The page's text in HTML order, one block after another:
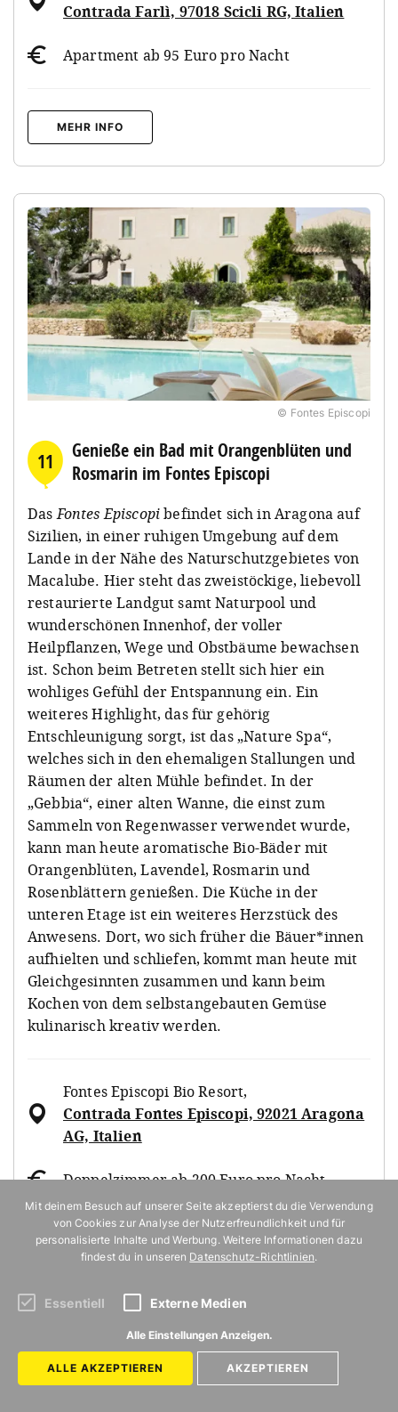
Contrada Farlì, 97018 Scicli RG, Italien
Apartment ab 95 Euro pro Nacht
MEHR INFO
© Fontes Episcopi
11
Genieße ein Bad mit Orangenblüten und
Rosmarin im Fontes Episcopi
DasFontes Episcopibefindet sich in Aragona auf
Sizilien, in einer ruhigen Umgebung auf dem
Lande in der Nähe des Naturschutzgebietes von
Macalube. Hier steht das zweistöckige, liebevoll
restaurierte Landgut samt Naturpool und
wunderschönen Innenhof, der voller
Heilpflanzen, Wege und Obstbäume bewachsen
ist. Schon beim Betreten stellt sich hier ein
wohliges Gefühl der Entspannung ein. Ein
weiteres Highlight, das für gehörig
Entschleunigung sorgt, ist das „Nature Spa“,
welches sich in den ehemaligen Stallungen und
Räumen der alten Mühle befindet. In der
„Gebbia“, einer alten Wanne, die einst zum
Sammeln von Regenwasser verwendet wurde,
kann man heute aromatische Bio-Bäder mit
Orangenblüten, Lavendel, Rosmarin und
Rosenblättern genießen. Die Küche in der
unteren Etage ist ein weiteres Herzstück des
Anwesens. Dort, wo sich früher die Bäuer*innen
aufhielten und schliefen, kommt man heute mit
Gleichgesinnten zusammen und kann beim
Kochen von dem selbstangebauten Gemüse
kulinarisch kreativ werden.
Fontes Episcopi Bio Resort,
Contrada Fontes Episcopi, 92021 Aragona
AG, Italien
Doppelzimmer ab 200 Euro pro Nacht
MEHR INFO
NACHHALTIG ÜBERNACHTEN IN ITALIEN
Mit deinem Besuch auf unserer Seite akzeptierst du die Verwendung
von Cookies zur Analyse der Nutzerfreundlichkeit und für
personalisierte Inhalte und Werbung. Weitere Informationen dazu
findest du in unseren Datenschutz-Richtlinien.
Essentiell Externe Medien
Alle Einstellungen Anzeigen.
ALLE AKZEPTIEREN AKZEPTIEREN